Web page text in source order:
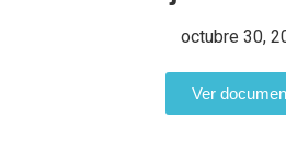
Vivienda Nuevaoctubre 30,
Ver